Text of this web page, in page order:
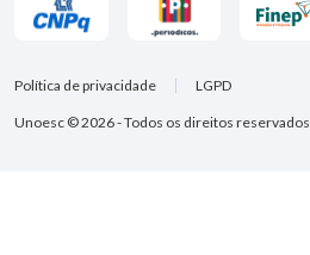
Unoesc © 2026 - Todos os direitos reservados
Política de privacidade LGPD